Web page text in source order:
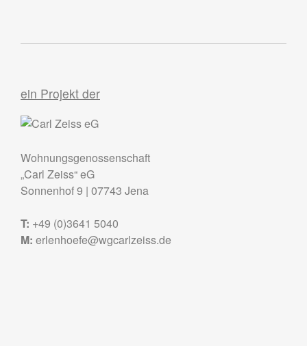
ein Projekt der
Wohnungsgenossenschaft
„Carl Zeiss“ eG
Sonnenhof 9 | 07743 Jena
T: +49 (0)3641 5040
M: erlenhoefe@wgcarlzeiss.de